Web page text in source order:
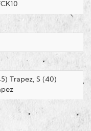
Trapez, S (40)